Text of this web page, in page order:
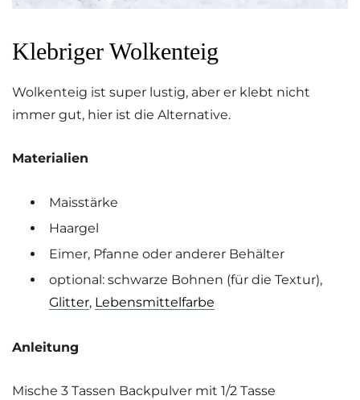
Klebriger Wolkenteig
Wolkenteig ist super lustig, aber er klebt nicht
immer gut, hier ist die Alternative.
Materialien
Maisstärke
Haargel
Eimer, Pfanne oder anderer Behälter
optional: schwarze Bohnen (für die Textur),
Glitter, Lebensmittelfarbe
Anleitung
Mische 3 Tassen Backpulver mit 1/2 Tasse